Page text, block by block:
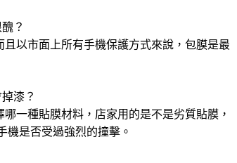
？
以市面上所有手機保護方式來說，包膜是最
漆？
一種貼膜材料，店家用的是不是劣質貼膜，
機是否受過強烈的撞擊。